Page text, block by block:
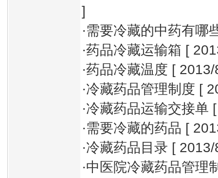
]
·需要冷藏的中药有哪
·药品冷藏运输箱 [
·药品冷藏温度 [
·冷藏药品管理制度 [
·冷藏药品运输交接单
·需要冷藏的药品 [
·冷藏药品目录 [
·中医院冷藏药品管理